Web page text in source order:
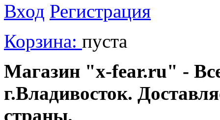
Вход Регистрация
Корзина: пуста
Магазин "x-fear.ru" -
г.Владивосток.
страны.